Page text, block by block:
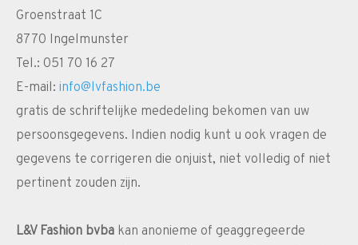
Groenstraat 1C
8770 Ingelmunster
Tel.: 051 70 16 27
E-mail: info@lvfashion.be
gratis de schriftelijke mededeling bekomen van uw
persoonsgegevens. Indien nodig kunt u ook vragen de
gegevens te corrigeren die onjuist, niet volledig of niet
pertinent zouden zijn.
L&V Fashion bvba kan anonieme of geaggregeerde